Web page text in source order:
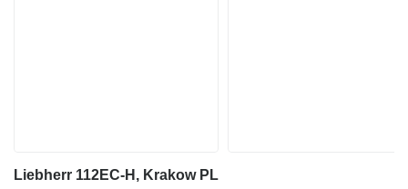
Liebherr 112EC-H, Krakow PL